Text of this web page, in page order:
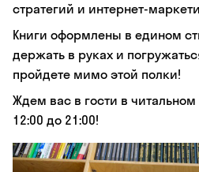
стратегий и интернет-
Книги оформлены в едином
держать в руках и
пройдете мимо этой полки!
Ждем вас в гости в
12:00 до 21:00!